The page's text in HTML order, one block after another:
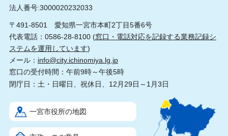
法人番号:3000020232033
〒491-8501 愛知県一宮市本町2丁目5番6号
代表電話：0586-28-8100 (窓口・電話対応を記録する業務記録シ
ステムを運用しています)
メール： info@city.ichinomiya.lg.jp
窓口の受付時間：午前9時～午後5時
閉庁日：土・日曜日、祝休日、12月29日～1月3日
一宮市役所の地図